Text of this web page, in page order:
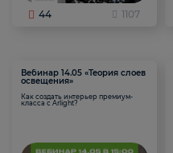
44 1107
Вебинар 14.05 «Теория слоев
освещения»
Как создать интерьер премиум-
класса с Arlight?